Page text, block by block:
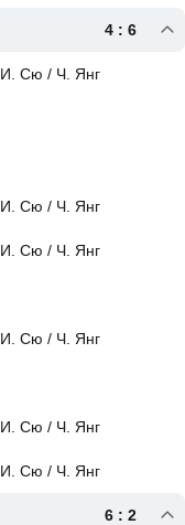
4 : 6
И. Сю / Ч. Янг
И. Сю / Ч. Янг
И. Сю / Ч. Янг
И. Сю / Ч. Янг
И. Сю / Ч. Янг
И. Сю / Ч. Янг
6 : 2